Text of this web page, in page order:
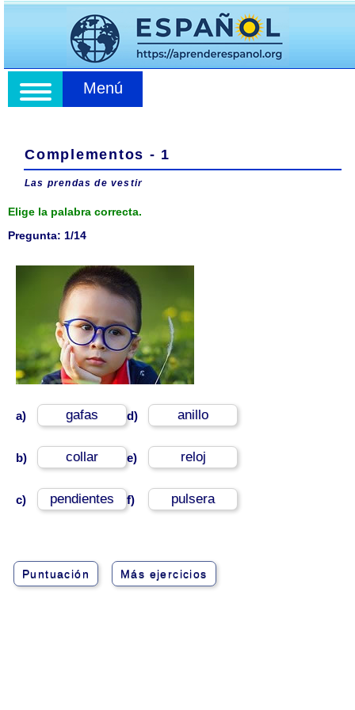
Menú
Complementos - 1
Las prendas de vestir
Elige la palabra correcta.
Pregunta: 1/14
a) gafas
b) collar
c) pendientes
d) anillo
e) reloj
f) pulsera
Puntuación Más ejercicios